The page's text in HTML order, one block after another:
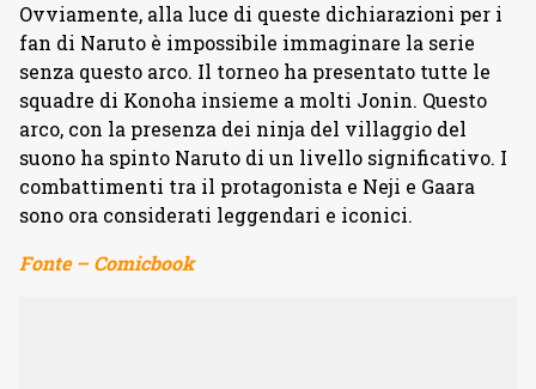
Ovviamente, alla luce di queste dichiarazioni per i
fan di Naruto è impossibile immaginare la serie
senza questo arco. Il torneo ha presentato tutte le
squadre di Konoha insieme a molti Jonin. Questo
arco, con la presenza dei ninja del villaggio del
suono ha spinto Naruto di un livello significativo. I
combattimenti tra il protagonista e Neji e Gaara
sono ora considerati leggendari e iconici.
Fonte – Comicbook